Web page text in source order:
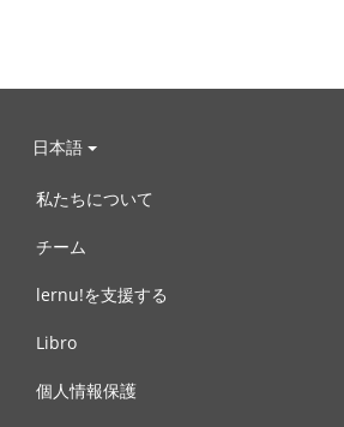
日本語
私たちについて
チーム
lernu!を支援する
Libro
個人情報保護